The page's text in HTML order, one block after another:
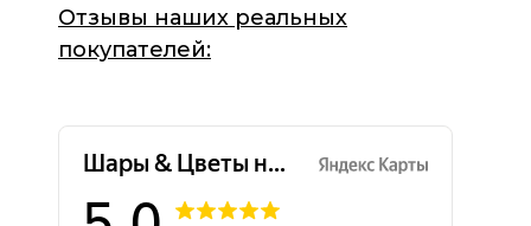
Отзывы наших реальных
покупателей: